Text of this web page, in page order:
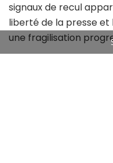
signaux de recul
liberté de la presse et
une fragilisation